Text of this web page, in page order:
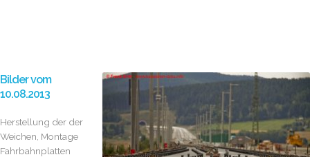
Bilder vom
10.08.2013
Herstellung der der
Weichen, Montage
Fahrbahnplatten